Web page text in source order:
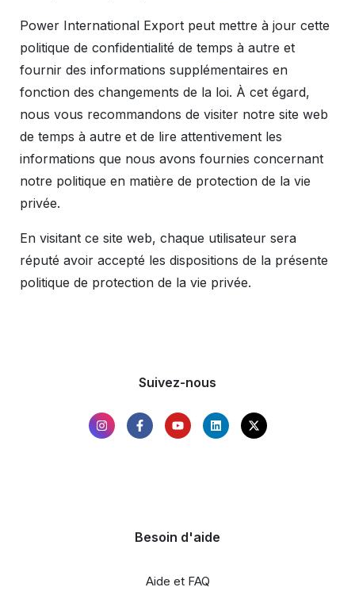
Power International Export peut mettre à jour cette
politique de confidentialité de temps à autre et
fournir des informations supplémentaires en
fonction des changements de la loi. À cet égard,
nous vous recommandons de visiter notre site web
de temps à autre et de lire attentivement les
informations que nous avons fournies concernant
notre politique en matière de protection de la vie
privée.
En visitant ce site web, chaque utilisateur sera
réputé avoir accepté les dispositions de la présente
politique de protection de la vie privée.
Suivez-nous
Besoin d'aide
Aide et FAQ